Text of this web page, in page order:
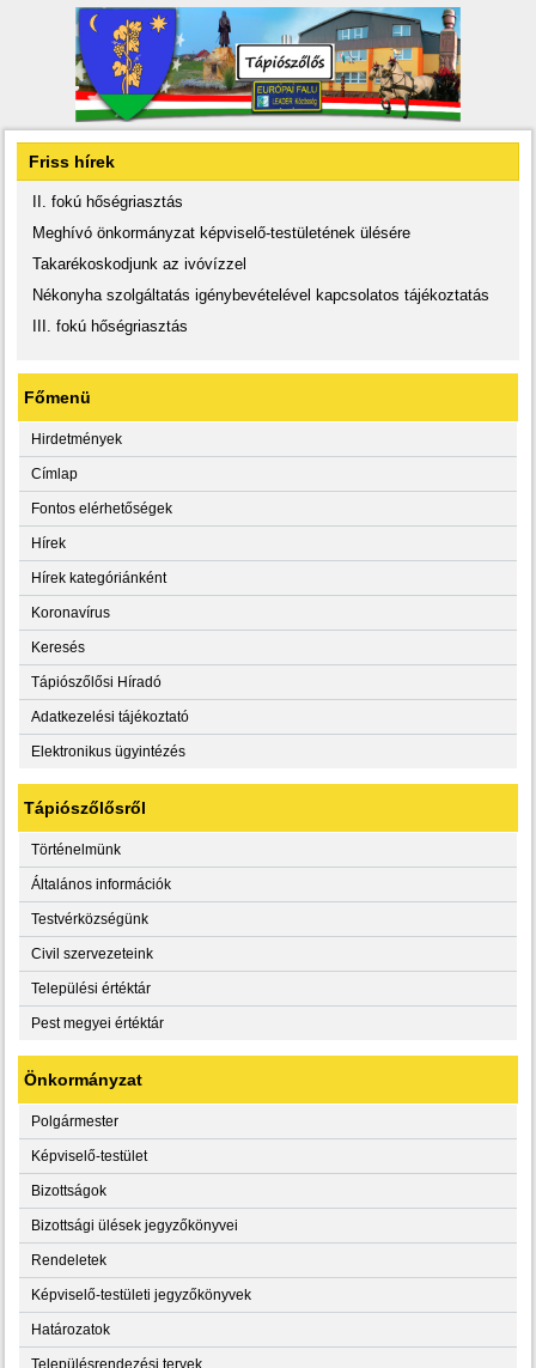
Friss hírek
II. fokú hőségriasztás
Meghívó önkormányzat képviselő-testületének ülésére
Takarékoskodjunk az ivóvízzel
Nékonyha szolgáltatás igénybevételével kapcsolatos tájékoztatás
III. fokú hőségriasztás
Főmenü
Hirdetmények
Címlap
Fontos elérhetőségek
Hírek
Hírek kategóriánként
Koronavírus
Keresés
Tápiószőlősi Híradó
Adatkezelési tájékoztató
Elektronikus ügyintézés
Tápiószőlősről
Történelmünk
Általános információk
Testvérközségünk
Civil szervezeteink
Települési értéktár
Pest megyei értéktár
Önkormányzat
Polgármester
Képviselő-testület
Bizottságok
Bizottsági ülések jegyzőkönyvei
Rendeletek
Képviselő-testületi jegyzőkönyvek
Határozatok
Településrendezési tervek